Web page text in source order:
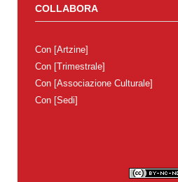
COLLABORA
Con [Artzine]
Con [Trimestrale]
Con [Associazione Culturale]
Con [Sedi]